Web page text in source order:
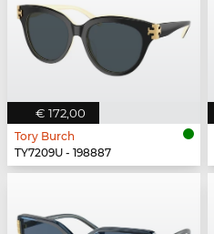
€ 172,00
Tory Burch
TY7209U - 198887